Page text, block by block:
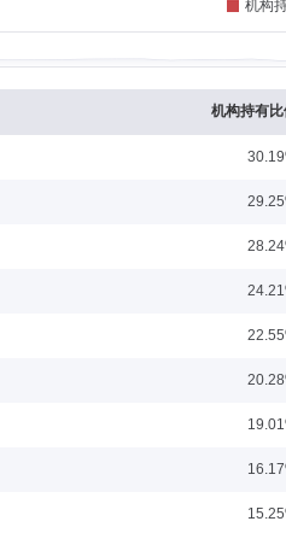
理、渠道与营销管理总部总经理，招商
机构持有比